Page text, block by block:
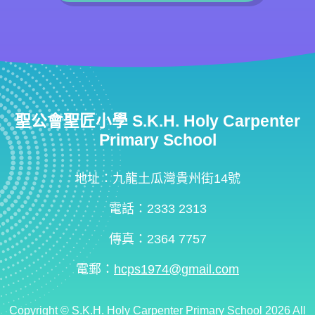
聖公會聖匠小學 S.K.H. Holy Carpenter
Primary School
地址：九龍土瓜灣貴州街14號
電話：2333 2313
傳真：2364 7757
電郵： hcps1974@gmail.com
Copyright © S.K.H. Holy Carpenter Primary School 2026 All